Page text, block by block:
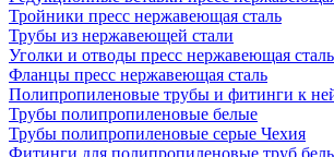
Тройники пресс нержавеющая сталь
Трубы из нержавеющей стали
Уголки и отводы пресс нержавеющая сталь
Фланцы пресс нержавеющая сталь
Полипропиленовые трубы и фитинги к
Трубы полипропиленовые белые
Трубы полипропиленовые серые Чехия
Фитинги для полипропиленовые труб